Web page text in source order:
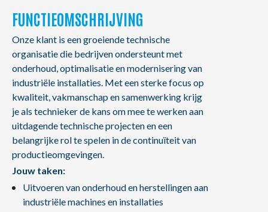
FUNCTIEOMSCHRIJVING
Onze klant is een groeiende technische
organisatie die bedrijven ondersteunt met
onderhoud, optimalisatie en modernisering van
industriële installaties. Met een sterke focus op
kwaliteit, vakmanschap en samenwerking krijg
je als technieker de kans om mee te werken aan
uitdagende technische projecten en een
belangrijke rol te spelen in de continuïteit van
productieomgevingen.
Jouw taken:
Uitvoeren van onderhoud en herstellingen aan
industriële machines en installaties